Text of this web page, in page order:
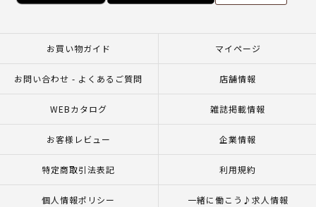
お買い物ガイド マイページ
お問い合わせ - よくあるご質問 店舗情報
WEBカタログ 雑誌掲載情報
お客様レビュー 企業情報
特定商取引法表記 利用規約
個人情報ポリシー 一緒に働こう♪求人情報